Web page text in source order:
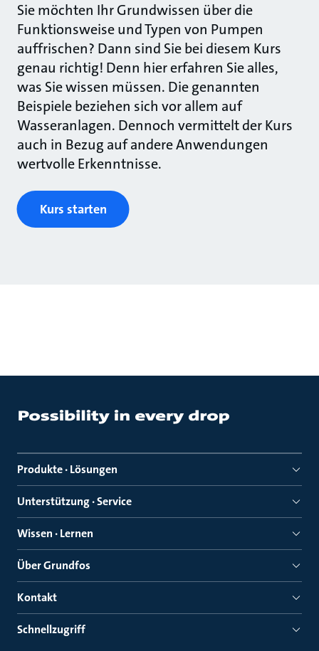
Sie möchten Ihr Grundwissen über die
Funktionsweise und Typen von Pumpen
auffrischen? Dann sind Sie bei diesem Kurs
genau richtig! Denn hier erfahren Sie alles,
was Sie wissen müssen. Die genannten
Beispiele beziehen sich vor allem auf
Wasseranlagen. Dennoch vermittelt der Kurs
auch in Bezug auf andere Anwendungen
wertvolle Erkenntnisse.
Kurs starten
Produkte · Lösungen
Unterstützung · Service
Wissen · Lernen
Über Grundfos
Kontakt
Schnellzugriff